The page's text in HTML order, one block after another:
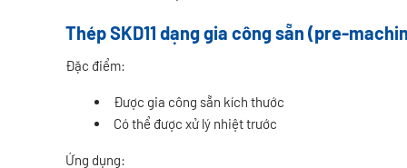
Thép SKD11 dạng gia công sẵn (pre-
Đặc điểm:
Được gia công sẵn kích thước
Có thể được xử lý nhiệt trước
Ứng dụng: